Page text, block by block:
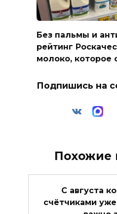
Без пальмы и
рейтинг
молоко, которое
Подпишись на
Похожие
С августа
счётчиками